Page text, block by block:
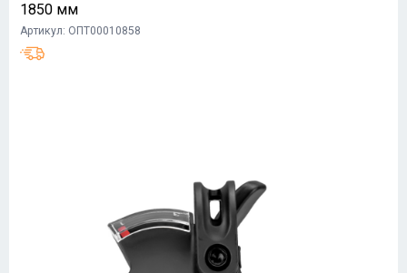
1850 мм
Артикул: ОПТ00010858